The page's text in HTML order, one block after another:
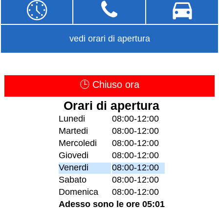
vedi orari di apertura
🕒 Chiuso ora
Orari di apertura
Lunedi
08:00-12:00
Martedi
08:00-12:00
Mercoledi
08:00-12:00
Giovedi
08:00-12:00
Venerdi
08:00-12:00
Sabato
08:00-12:00
Domenica
08:00-12:00
Adesso sono le ore 05:01